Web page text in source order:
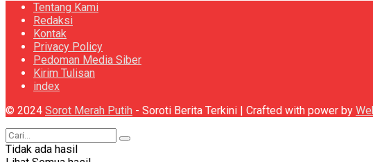
Tentang Kami
Redaksi
Kontak
Privacy Policy
Pedoman Media Siber
Kirim Tulisan
index
© 2024 Sorot Merah Putih - Soroti Berita Terkini | Crafted with power by
Tidak ada hasil